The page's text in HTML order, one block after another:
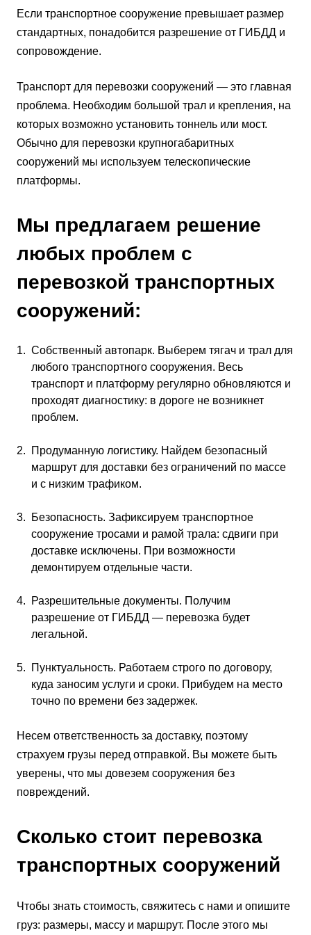
Если транспортное сооружение превышает размер
стандартных, понадобится разрешение от ГИБДД и
сопровождение.
Транспорт для перевозки сооружений — это главная
проблема. Необходим большой трал и крепления, на
которых возможно установить тоннель или мост.
Обычно для перевозки крупногабаритных
сооружений мы используем телескопические
платформы.
Мы предлагаем решение
любых проблем с
перевозкой транспортных
сооружений:
Собственный автопарк. Выберем тягач и трал для
любого транспортного сооружения. Весь
транспорт и платформу регулярно обновляются и
проходят диагностику: в дороге не возникнет
проблем.
Продуманную логистику. Найдем безопасный
маршрут для доставки без ограничений по массе
и с низким трафиком.
Безопасность. Зафиксируем транспортное
сооружение тросами и рамой трала: сдвиги при
доставке исключены. При возможности
демонтируем отдельные части.
Разрешительные документы. Получим
разрешение от ГИБДД — перевозка будет
легальной.
Пунктуальность. Работаем строго по договору,
куда заносим услуги и сроки. Прибудем на место
точно по времени без задержек.
Несем ответственность за доставку, поэтому
страхуем грузы перед отправкой. Вы можете быть
уверены, что мы довезем сооружения без
повреждений.
Сколько стоит перевозка
транспортных сооружений
Чтобы знать стоимость, свяжитесь с нами и опишите
груз: размеры, массу и маршрут. После этого мы